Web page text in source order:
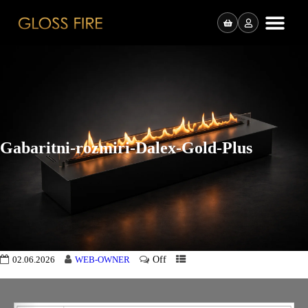
Gabaritni-rozmiri-Dalex-Gold-Plus
02.06.2026 WEB-OWNER Off